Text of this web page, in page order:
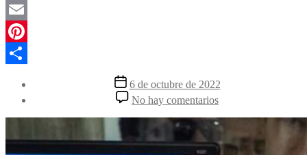
Fecha
de
la
entrada
6 de octubre de 2022
No hay comentarios
La
OMS
destaca
repercusión